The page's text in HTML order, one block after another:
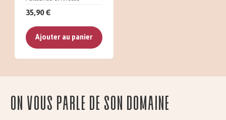
35,90 €
Ajouter au panier
On vous parle de son domaine